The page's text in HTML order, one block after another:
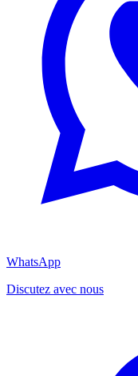
WhatsApp
Discutez avec nous